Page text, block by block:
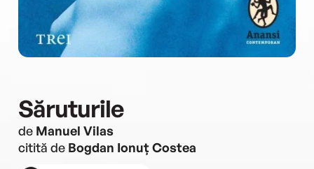
Săruturile
de Manuel Vilas
citită de Bogdan Ionuț Costea